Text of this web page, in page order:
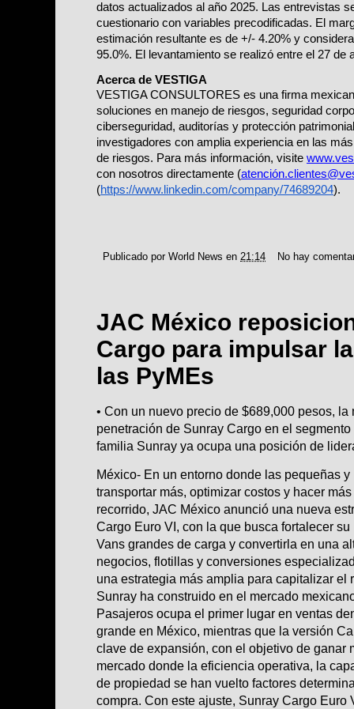
datos actualizados al año 2025. Las entrevistas
cuestionario con variables precodificadas. El
estimación resultante es de +/- 4.20% y
95.0%. El levantamiento se realizó entre el 27 de
Acerca de VESTIGA
VESTIGA CONSULTORES es una firma
soluciones en manejo de riesgos, seguridad
ciberseguridad, auditorías y protección
investigadores con amplia experiencia en las
de riesgos. Para más información, visite
con nosotros directamente (
(https://www.linkedin.com/company/74689204).
Publicado por World News en 21:14 No hay
JAC México
Cargo para impulsar
las PyMEs
• Con un nuevo precio de $689,000 pesos,
penetración de Sunray Cargo en el
familia Sunray ya ocupa una posición de
México- En un entorno donde las pequeñas
transportar más, optimizar costos y hacer
recorrido, JAC México anunció una nueva
Cargo Euro VI, con la que busca fortalecer
Vans grandes de carga y convertirla en una
negocios, flotillas y conversiones
una estrategia más amplia para capitalizar el
Sunray ha construido en el mercado
Pasajeros ocupa el primer lugar en ventas
grande en México, mientras que la versión
clave de expansión, con el objetivo de ganar
mercado donde la eficiencia operativa, la
de propiedad se han vuelto factores
compra. Con este ajuste, Sunray Cargo Euro